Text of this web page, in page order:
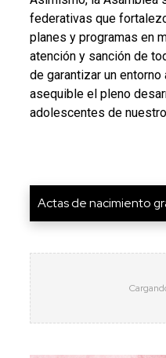
federativas que
planes y programas en
atención y sanción de
de garantizar un entorno
asequible el pleno
adolescentes de
Actas de nacimiento